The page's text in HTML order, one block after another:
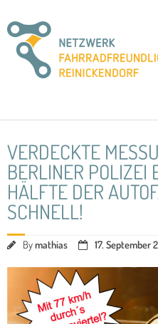
to
content
VERDECKTE
BERLINER POLIZEI
HÄLFTE DER
SCHNELL!
Bymathias 17. September